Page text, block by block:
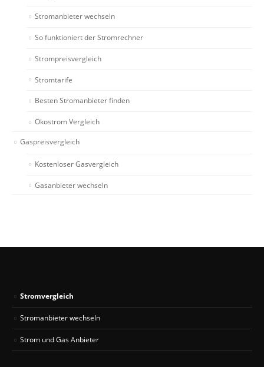
Stromanbieter wechseln
So funktioniert der Stromrechner
Strompreisvergleich
Stromtarife
Besten Stromanbieter finden
Ökostrom Vergleich
Gaspreisvergleich
Kostenloser Gasvergleich
Gasanbieter wechseln
Stromvergleich
Stromanbieter wechseln
Strom und Gas Anbieter